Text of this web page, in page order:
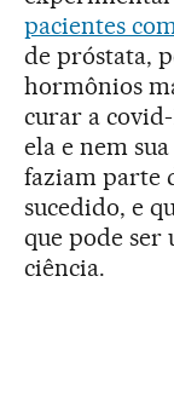
pacientes
de próstata,
hormônios
curar a
ela e nem
faziam parte
sucedido, e
que pode ser
ciência.